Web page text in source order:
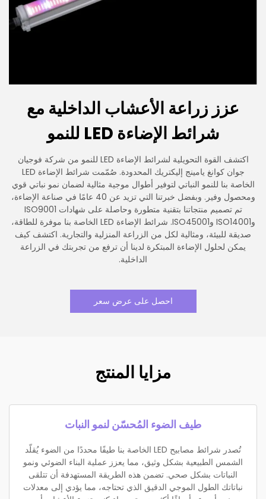
عزز زراعة الأعشاب الداخلية مع
شرائط الإضاءة LED للنمو
اكتشف القوة التحويلية لشرائط الإضاءة LED للنمو من شركة فوجيان
جوان كوانغ يامينج إليكتريك المحدودة. صُمّمت شرائط الإضاءة LED
الخاصة بنا للنمو النباتي لتوفير أطوال موجية مثالية لضمان نمو نباتي قوي
ومحصول وفير. وبفضل خبرتنا التي تزيد عن 40 عامًا في صناعة الإضاءة،
تم تصميم منتجاتنا بتقنية متطورة وحاصلة على شهادات ISO9001
وISO14001 وISO45001. شرائط الإضاءة LED الخاصة بنا موفرة للطاقة،
صديقة للبيئة، ومثالية لكل من الزراعة المنزلية والتجارية. اكتشف كيف
يمكن لحلول الإضاءة المبتكرة لدينا أن ترفع من تجربتك في الزراعة
الداخلية.
احصل على عرض سعر
مزايا المنتج
طيف الضوء المُحسّن لنمو النبات
تُصدر شرائط مصابيح LED الخاصة بنا طيفًا محددًا من الضوء يُقلّد
الشمس الطبيعية بشكل وثيق، مما يعزز عملية البناء الضوئي ونمو
النباتات بشكل صحي. تضمن هذه الطريقة المستهدفة أن تتلقى
نباتاتك الطول الموجي الدقيق الذي تحتاجه، مما يؤدي إلى معدلات